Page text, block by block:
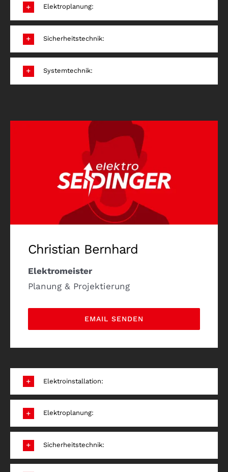
Elektroplanung:
Sicherheitstechnik:
Systemtechnik:
Christian Bernhard
Elektromeister
Planung & Projektierung
EMAIL SENDEN
Elektroinstallation:
Elektroplanung:
Sicherheitstechnik: